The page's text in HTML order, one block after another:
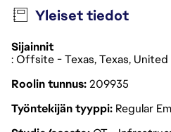
Yleiset tiedot
Sijainnit
: Offsite - Texas, Texas,
Roolin tunnus209935
Työntekijän tyyppi Regular